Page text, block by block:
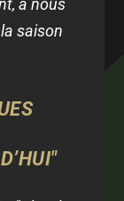
à nous
saison